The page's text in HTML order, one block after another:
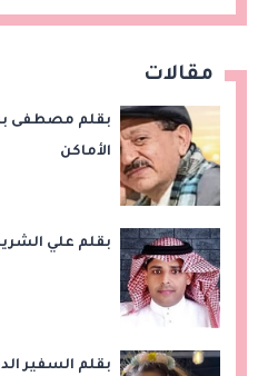
مقالات
بقلم مصطفى بن
الأماكن
بقلم علي
بقلم السفير